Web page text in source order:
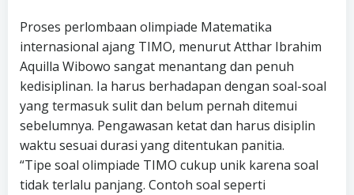
Proses perlombaan olimpiade Matematika
internasional ajang TIMO, menurut Atthar Ibrahim
Aquilla Wibowo sangat menantang dan penuh
kedisiplinan. Ia harus berhadapan dengan soal-soal
yang termasuk sulit dan belum pernah ditemui
sebelumnya. Pengawasan ketat dan harus disiplin
waktu sesuai durasi yang ditentukan panitia.
“Tipe soal olimpiade TIMO cukup unik karena soal
tidak terlalu panjang. Contoh soal seperti